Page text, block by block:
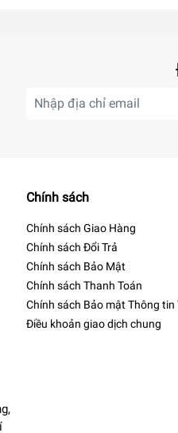
Chính sách
Chính sách Giao Hàng
Chính sách Đổi Trả
Chính sách Bảo Mật
Chính sách Thanh Toán
Chính sách Bảo mật Thông tin
Điều khoản giao dịch chung